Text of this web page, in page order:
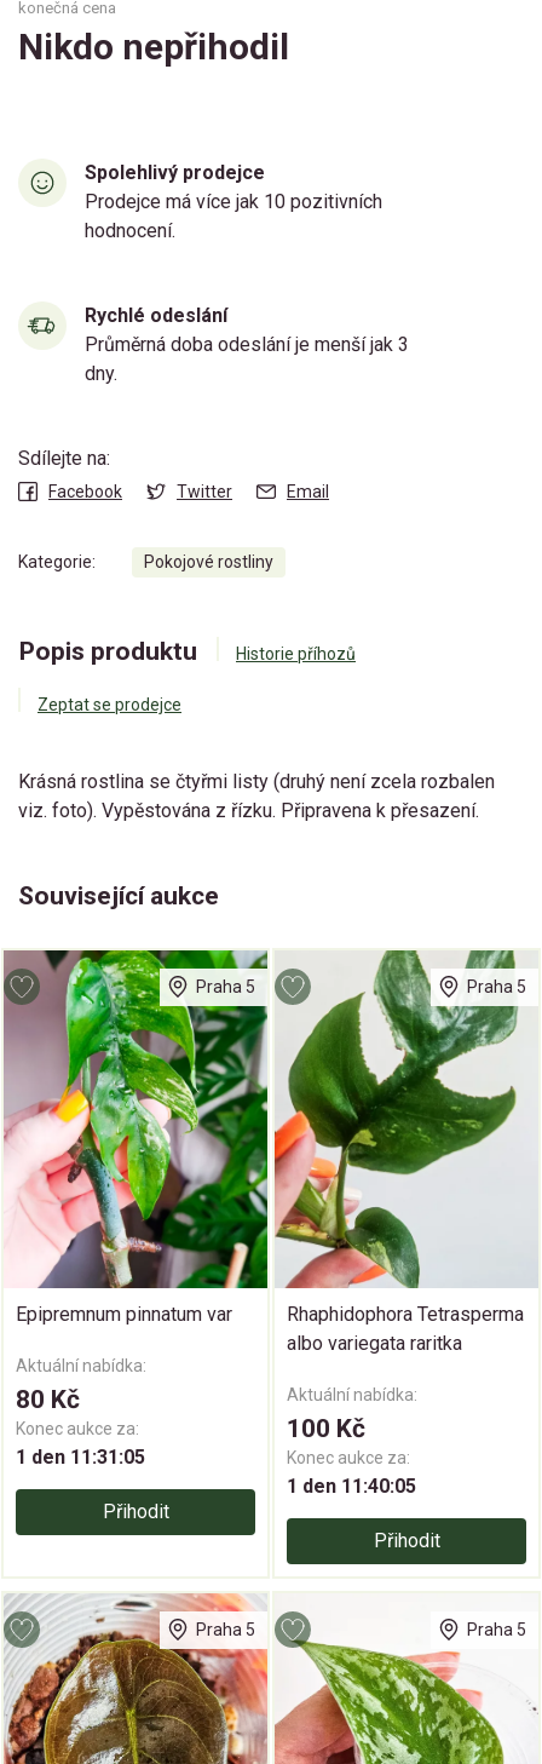
konečná cena
Nikdo nepřihodil
Spolehlivý prodejce
Prodejce má více jak 10 pozitivních
hodnocení.
Rychlé odeslání
Průměrná doba odeslání je menší jak 3
dny.
Sdílejte na:
Facebook Twitter Email
Kategorie: Pokojové rostliny
Popis produktu Historie příhozů
Zeptat se prodejce
Krásná rostlina se čtyřmi listy (druhý není zcela rozbalen
viz. foto). Vypěstována z řízku. Připravena k přesazení.
Související aukce
Praha 5
Epipremnum pinnatum var
Aktuální nabídka:
80 Kč
Konec aukce za:
1 den 11:31:05
Přihodit
Praha 5
Rhaphidophora Tetrasperma
albo variegata raritka
Aktuální nabídka:
100 Kč
Konec aukce za:
1 den 11:40:05
Přihodit
Praha 5 Praha 5